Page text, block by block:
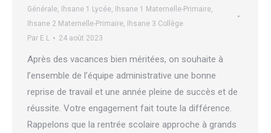
Générale Ihsane 1 Lycée Ihsane 1 Maternelle-Primaire
Ihsane 2 Maternelle-Primaire Ihsane 3 Collège
Par E L 24 août 2023
Après des vacances bien méritées, on souhaite à
l’ensemble de l’équipe administrative une bonne
reprise de travail et une année pleine de succès et de
réussite. Votre engagement fait toute la différence.
Rappelons que la rentrée scolaire approche à grands